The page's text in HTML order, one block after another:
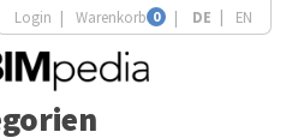
Login Warenkorb 0 DE EN